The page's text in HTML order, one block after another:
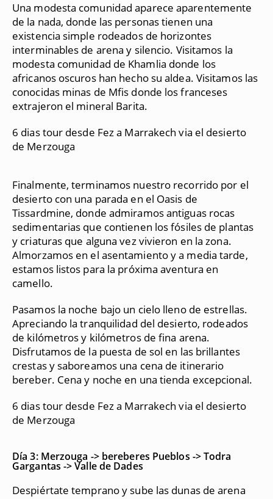
Una modesta comunidad aparece aparentemente
de la nada, donde las personas tienen una
existencia simple rodeados de horizontes
interminables de arena y silencio. Visitamos la
modesta comunidad de Khamlia donde los
africanos oscuros han hecho su aldea. Visitamos las
conocidas minas de Mfis donde los franceses
extrajeron el mineral Barita.
6 dias tour desde Fez a Marrakech via el desierto
de Merzouga
Finalmente, terminamos nuestro recorrido por el
desierto con una parada en el Oasis de
Tissardmine, donde admiramos antiguas rocas
sedimentarias que contienen los fósiles de plantas
y criaturas que alguna vez vivieron en la zona.
Almorzamos en el asentamiento y a media tarde,
estamos listos para la próxima aventura en
camello.
Pasamos la noche bajo un cielo lleno de estrellas.
Apreciando la tranquilidad del desierto, rodeados
de kilómetros y kilómetros de fina arena.
Disfrutamos de la puesta de sol en las brillantes
crestas y saboreamos una cena de itinerario
bereber. Cena y noche en una tienda excepcional.
6 dias tour desde Fez a Marrakech via el desierto
de Merzouga
Día 3: Merzouga -> bereberes Pueblos -> Todra
Gargantas -> Valle de Dades
Despiértate temprano y sube las dunas de arena